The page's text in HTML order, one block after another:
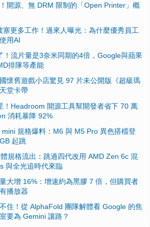
開源、無 DRM 限制的「Open Printer」概
塞更多工作！過來人曝光：為什麼優秀員工
用AI
！流片量是3奈米同期的4倍，Google與蘋果
排隊等產能
懷舊遊戲小店驚見 97 片未公開版《超級瑪
堂卡帶
！Headroom 開源工具幫開發者省下 70 萬
消耗暴降 92%
規格爆料：M6 與 M5 Pro 異色搭檔登
起跳
規格流出：跳過四代改用 AMD Zen 6c 混
與全光追時代來臨
大增 16%：增速約為黑膠 7 倍，但購買者
播放器
住！從 AlphaFold 團隊解體看 Google 的焦
要為 Gemini 讓路？